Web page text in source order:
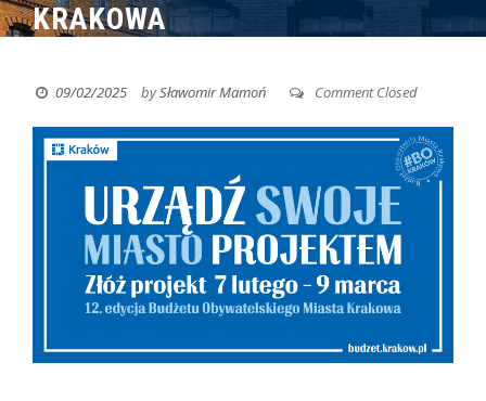
KRAKOWA
09/02/2025 bySławomir Mamoń Comment Closed